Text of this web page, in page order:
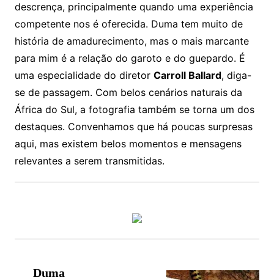
descrença, principalmente quando uma experiência
competente nos é oferecida. Duma tem muito de
história de amadurecimento, mas o mais marcante
para mim é a relação do garoto e do guepardo. É
uma especialidade do diretor Carroll Ballard, diga-
se de passagem. Com belos cenários naturais da
África do Sul, a fotografia também se torna um dos
destaques. Convenhamos que há poucas surpresas
aqui, mas existem belos momentos e mensagens
relevantes a serem transmitidas.
Duma